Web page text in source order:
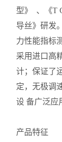
型》 、《T
导丝》研发
力性能指标
采用进口高
计；保证了
定，无极调
设 备广泛应
产品特征